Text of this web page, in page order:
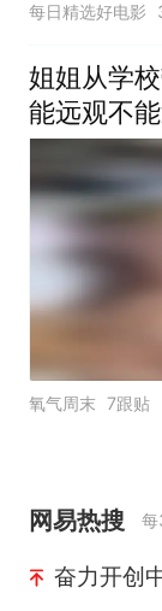
每日精选好电影
姐姐从学
能远观不
让座”
氧气周末 7跟贴
网易热搜
奋力开创